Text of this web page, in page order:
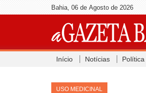
Bahia, 06 de Agosto de 2026
Início Notícias Política
USO MEDICINAL